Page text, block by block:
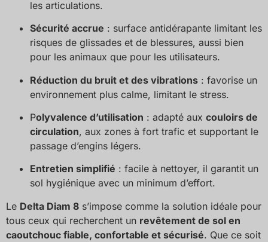
les articulations.
Sécurité accrue : surface antidérapante limitant les
risques de glissades et de blessures, aussi bien
pour les animaux que pour les utilisateurs.
Réduction du bruit et des vibrations : favorise un
environnement plus calme, limitant le stress.
Polyvalence d’utilisation : adapté aux couloirs de
circulation, aux zones à fort trafic et supportant le
passage d’engins légers.
Entretien simplifié : facile à nettoyer, il garantit un
sol hygiénique avec un minimum d’effort.
Le Delta Diam 8 s’impose comme la solution idéale pour
tous ceux qui recherchent un revêtement de sol en
caoutchouc fiable, confortable et sécurisé. Que ce soit